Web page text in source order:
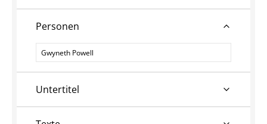
Personen
Personen
Untertitel